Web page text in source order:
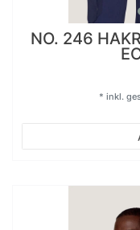
NO. 246
* inkl.